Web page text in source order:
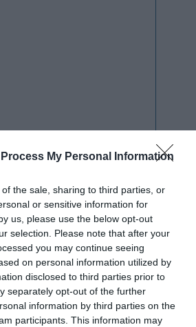
Process My Personal Information
the sale, sharing to third parties, or
or sensitive information for
us, please use the below opt-out
selection. Please note that after your
you may continue seeing
on personal information utilized by
disclosed to third parties prior to
separately opt-out of the further
information by third parties on the
participants. This information may